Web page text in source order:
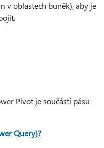
v oblastech buněk), aby je
Pivot je součástí pásu
Query)?